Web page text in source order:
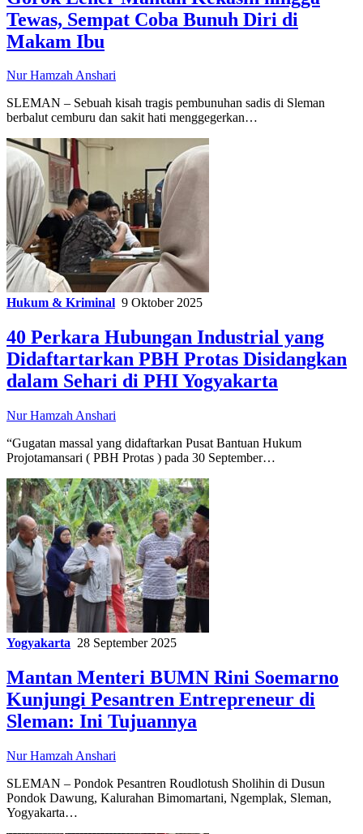
Tewas, Sempat Coba Bunuh Diri di
Makam Ibu
Nur Hamzah Anshari
SLEMAN – Sebuah kisah tragis pembunuhan sadis di Sleman
berbalut cemburu dan sakit hati menggegerkan…
Hukum & Kriminal 9 Oktober 2025
40 Perkara Hubungan Industrial yang
Didaftartarkan PBH Protas Disidangkan
dalam Sehari di PHI Yogyakarta
Nur Hamzah Anshari
“Gugatan massal yang didaftarkan Pusat Bantuan Hukum
Projotamansari ( PBH Protas ) pada 30 September…
Yogyakarta 28 September 2025
Mantan Menteri BUMN Rini Soemarno
Kunjungi Pesantren Entrepreneur di
Sleman: Ini Tujuannya
Nur Hamzah Anshari
SLEMAN – Pondok Pesantren Roudlotush Sholihin di Dusun
Pondok Dawung, Kalurahan Bimomartani, Ngemplak, Sleman,
Yogyakarta…